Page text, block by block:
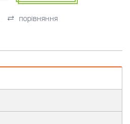
порівняння